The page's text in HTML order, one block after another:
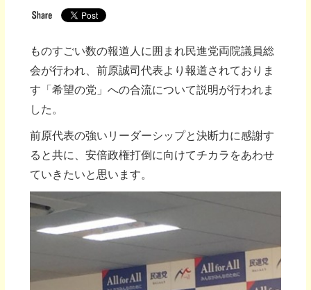
ものすごい数の報道人に囲まれ民進党両院議員総
会が行われ、前原誠司代表より報道されておりま
す「希望の党」への合流について説明が行われま
した。
前原代表の強いリーダーシップと決断力に感謝す
ると共に、安倍政権打倒に向けてチカラをあわせ
ていきたいと思います。